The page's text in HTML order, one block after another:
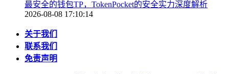
最安全的钱包TP，TokenPocket的安全实力深度解析
2026-08-08 17:10:14
关于我们
联系我们
免责声明